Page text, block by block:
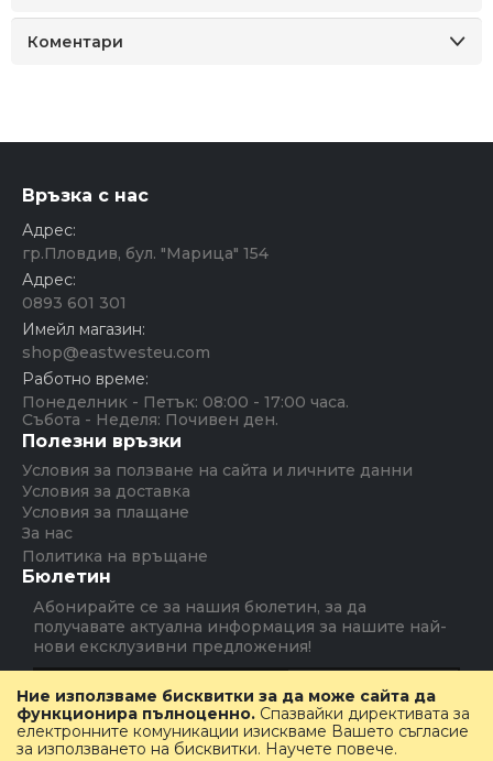
Ние използваме бисквитки за да може сайта да
функционира пълноценно. Спазвайки директивата за
електронните комуникации изискваме Вашето съгласие
за използването на бисквитки. Научете повече.
Коментари
Връзка с нас
Адрес:
гр.Пловдив, бул. "Марица" 154
Адрес:
0893 601 301
Имейл магазин:
shop@eastwesteu.com
Работно време:
Понеделник - Петък: 08:00 - 17:00 часа.
Събота - Неделя: Почивен ден.
Полезни връзки
Условия за ползване на сайта и личните данни
Условия за доставка
Условия за плащане
За нас
Политика на връщане
Бюлетин
Абонирайте се за нашия бюлетин, за да
получавате актуална информация за нашите най-
нови ексклузивни предложения!
Абониране